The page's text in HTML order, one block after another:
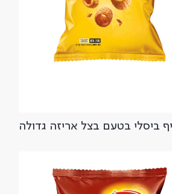
ביסלי בטעם בצל אריזה גדולה